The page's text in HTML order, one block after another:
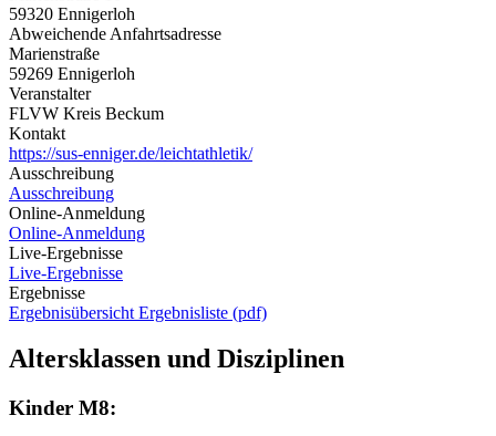
59320 Ennigerloh
Abweichende Anfahrtsadresse
Marienstraße
59269 Ennigerloh
Veranstalter
FLVW Kreis Beckum
Kontakt
https://sus-enniger.de/leichtathletik/
Ausschreibung
Ausschreibung
Online-Anmeldung
Online-Anmeldung
Live-Ergebnisse
Live-Ergebnisse
Ergebnisse
Ergebnisübersicht Ergebnisliste (pdf)
Altersklassen und Disziplinen
Kinder M8: